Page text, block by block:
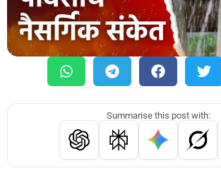
Summarise this post with: